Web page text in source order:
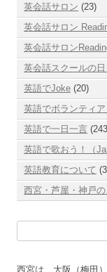
英会話サロン (23)
英会話サロン
英会話サロン
英会話スクールの日
英語でJoke (20)
英語でボランティア
英語で一日一言
英語で歌おう！（
英語教育について
西宮・芦屋・神戸の
索:
西宮は、大阪（梅田